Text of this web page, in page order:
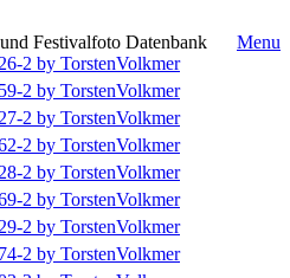
Festivalfoto Datenbank
Menu